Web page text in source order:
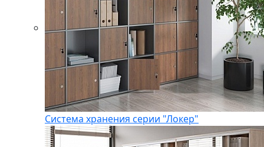
Система хранения серии "Локер"